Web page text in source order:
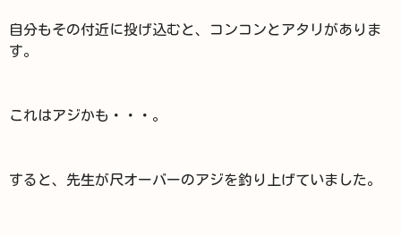
自分もその付近に投げ込むと、コンコンとアタリがありま
す。
これはアジかも・・・。
すると、先生が尺オーバーのアジを釣り上げていました。